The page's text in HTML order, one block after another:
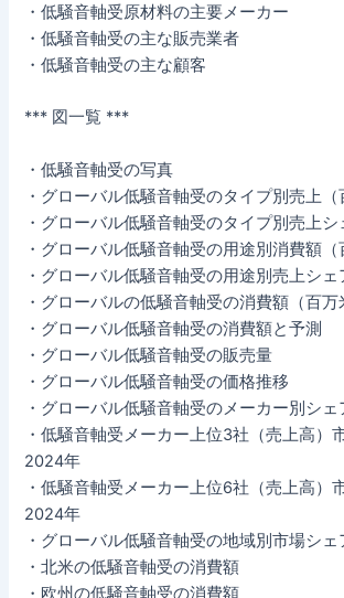
・低騒音軸受原材料の主要メーカー
・低騒音軸受の主な販売業者
・低騒音軸受の主な顧客
*** 図一覧 ***
・低騒音軸受の写真
・グローバル低騒音軸受のタイプ別売上（
・グローバル低騒音軸受のタイプ別売上
・グローバル低騒音軸受の用途別消費額（
・グローバル低騒音軸受の用途別売上シ
・グローバルの低騒音軸受の消費額（百万
・グローバル低騒音軸受の消費額と予測
・グローバル低騒音軸受の販売量
・グローバル低騒音軸受の価格推移
・グローバル低騒音軸受のメーカー別シ
・低騒音軸受メーカー上位3社（売上高）
2024年
・低騒音軸受メーカー上位6社（売上高）
2024年
・グローバル低騒音軸受の地域別市場シェ
・北米の低騒音軸受の消費額
・欧州の低騒音軸受の消費額